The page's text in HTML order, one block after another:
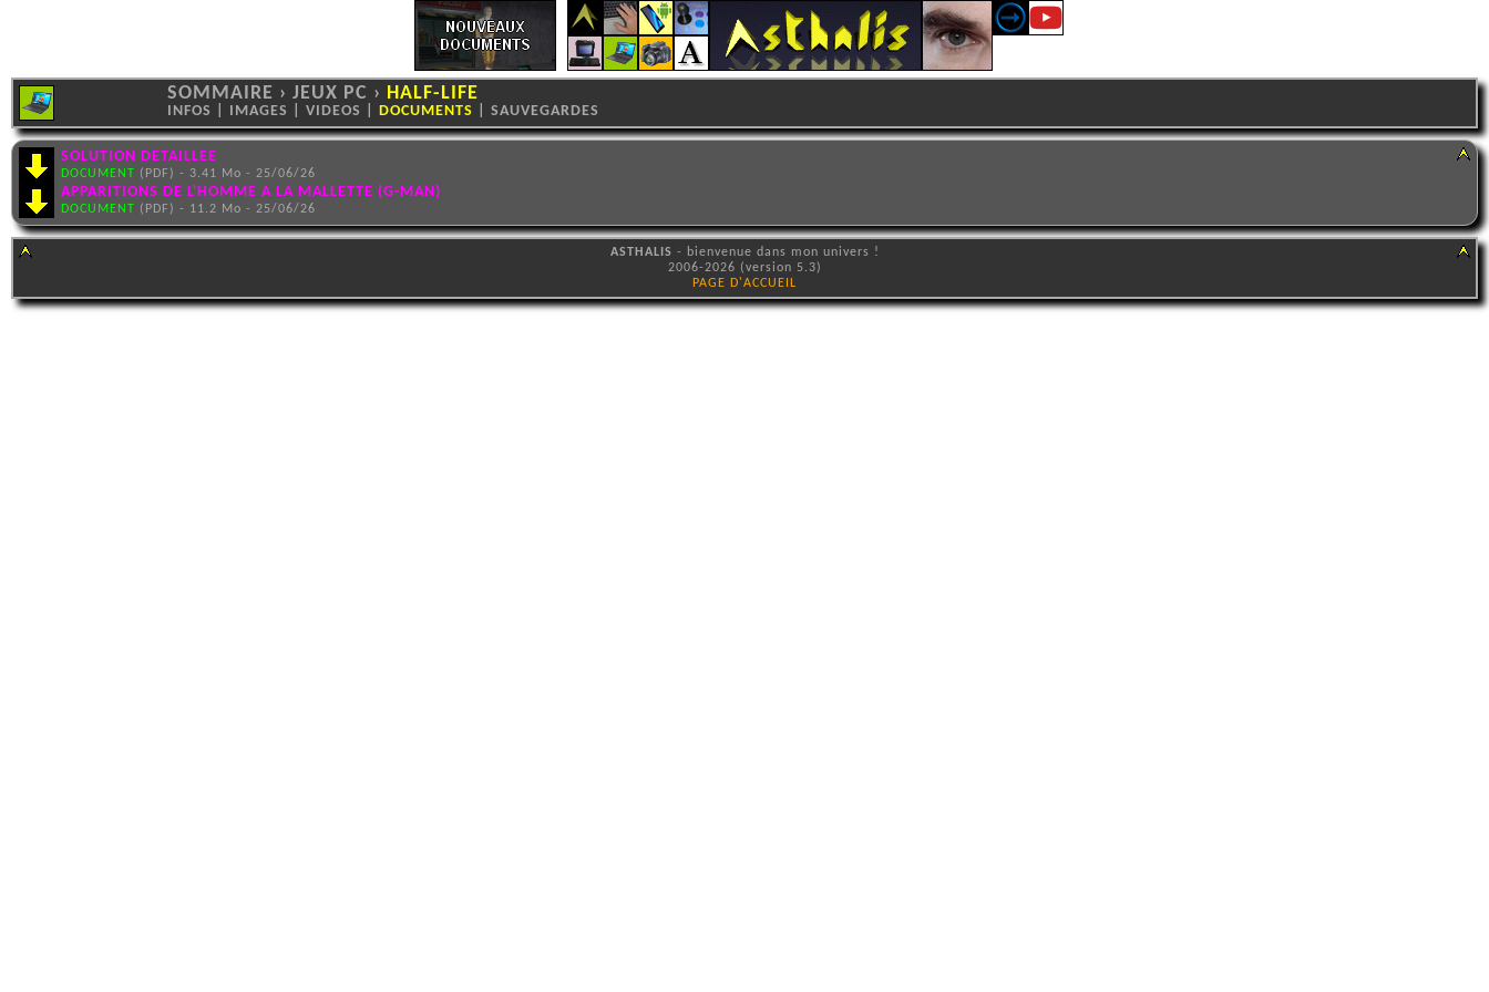
SOMMAIRE › JEUX PC › HALF-LIFE
INFOS IMAGES VIDEOS DOCUMENTS SAUVEGARDES
SOLUTION DETAILLEE
DOCUMENT (PDF) - 3.41 Mo - 25/06/26
APPARITIONS DE L'HOMME A LA MALLETTE (G-MAN)
DOCUMENT (PDF) - 11.2 Mo - 25/06/26
ASTHALIS - bienvenue dans mon univers !
2006-2026 (version 5.3)
PAGE D'ACCUEIL